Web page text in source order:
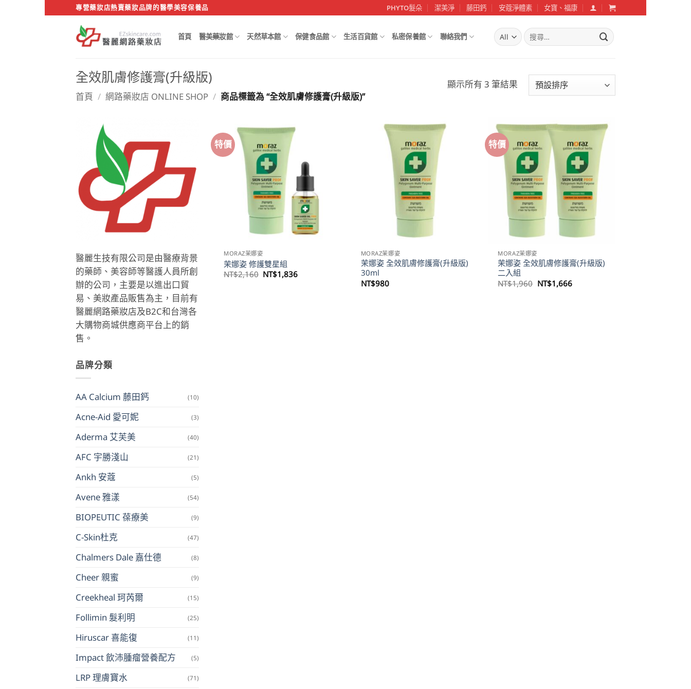
to
專營藥妝店熱賣藥妝品牌的醫學美容保養品 PHYTO髮朵 潔美淨 藤田鈣 安蔻淨體素 女寶、福康
首頁 醫美藥妝館 天然草本館 保健食品館 生活百貨館 私密保養館 聯絡我們
搜
尋
字:
全效肌膚修護膏(升級版)
首頁 / 網路藥妝店 ONLINE SHOP / 商品標籤為 “全效肌膚修護膏(升級版)”
顯示所有 3 筆結果
醫麗生技有限公司是由醫療背景
的藥師、美容師等醫護人員所創
辦的公司，主要是以進出口貿
易、美妝產品販售為主，目前有
醫麗網路藥妝店及B2C和台灣各
大購物商城供應商平台上的銷
售。
品牌分類
AA Calcium 藤田鈣 (10)
Acne-Aid 愛可妮 (3)
Aderma 艾芙美 (40)
AFC 宇勝淺山 (21)
Ankh 安蔻 (5)
Avene 雅漾 (54)
BIOPEUTIC 葆療美 (9)
C-Skin杜克 (47)
Chalmers Dale 嘉仕德 (8)
Cheer 親蜜 (9)
Creekheal 珂芮爾 (15)
Follimin 髮利明 (25)
Hiruscar 喜能復 (11)
Impact 飲沛腫瘤營養配方 (5)
LRP 理膚寶水 (71)
特價
MORAZ茉娜姿
茉娜姿 修護雙星組
NT$2,160 原
NT$1,836目
MORAZ茉娜姿
茉娜姿 全效肌膚修護膏(升級版)
30ml
NT$980
特價
MORAZ茉娜姿
茉娜姿 全效肌膚修護膏(升級版)
二入組
NT$1,960 原
NT$1,666目